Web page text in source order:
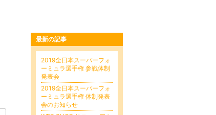
最新の記事
2019全日本スーパーフォ
ーミュラ選手権 参戦体制
発表会
2019全日本スーパーフォ
ーミュラ選手権 体制発表
会のお知らせ